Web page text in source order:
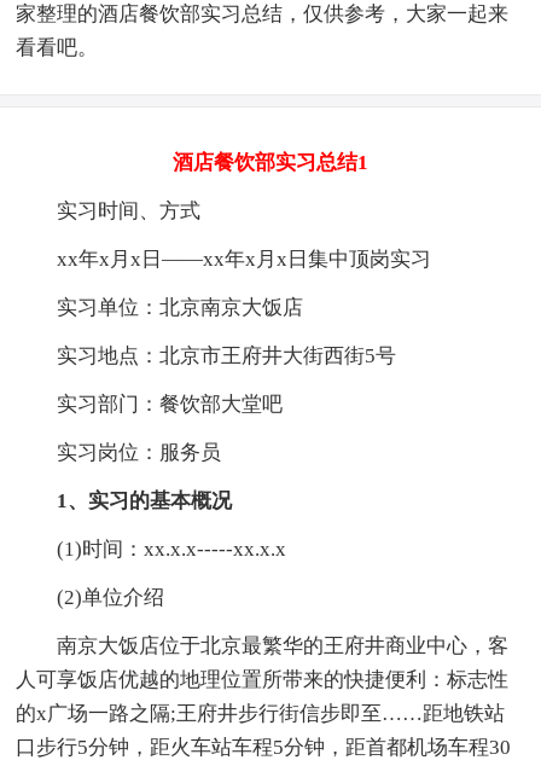
家整理的酒店餐饮部实习总结，仅供参考，大家一起来
看看吧。
酒店餐饮部实习总结1
实习时间、方式
xx年x月x日——xx年x月x日集中顶岗实习
实习单位：北京南京大饭店
实习地点：北京市王府井大街西街5号
实习部门：餐饮部大堂吧
实习岗位：服务员
1、实习的基本概况
(1)时间：xx.x.x-----xx.x.x
(2)单位介绍
南京大饭店位于北京最繁华的王府井商业中心，客
人可享饭店优越的地理位置所带来的快捷便利：标志性
的x广场一路之隔;王府井步行街信步即至……距地铁站
口步行5分钟，距火车站车程5分钟，距首都机场车程30